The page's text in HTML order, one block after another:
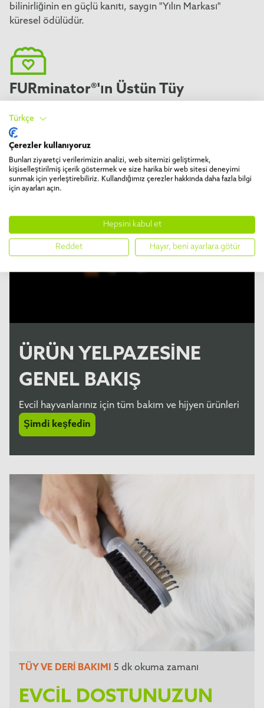
bilinirliğinin en güçlü kanıtı, saygın "Yılın Markası"
küresel ödülüdür.
FURminator®'ın Üstün Tüy
FURminator®'ın Üstün Tüy Toplama Sistemi, dört
aşamada bir bakım rutini sunar: Fırçalayın, tarayın,
banyo yaptırın ve mobilya ve kıyafetlerinize yapışan
tüyleri toplayın.
ÜRÜN YELPAZESINE
GENEL BAKIŞ
Evcil hayvanlarınız için tüm bakım ve hijyen ürünleri
Şimdi keşfedin
TÜY VE DERI BAKIMI 5 dk okuma zamanı
EVCIL DOSTUNUZUN
Türkçe
Çerezler kullanıyoruz
Bunları ziyaretçi verilerimizin analizi, web sitemizi geliştirmek,
kişiselleştirilmiş içerik göstermek ve size harika bir web sitesi deneyimi
sunmak için yerleştirebiliriz. Kullandığımız çerezler hakkında daha fazla bilgi
için ayarları açın.
Hepsini kabul et
Reddet Hayır, beni ayarlara götür